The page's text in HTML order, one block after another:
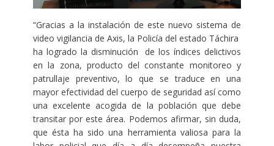
“Gracias a la instalación de este nuevo sistema de
video vigilancia de Axis, la Policía del estado Táchira
ha logrado la disminución de los índices delictivos
en la zona, producto del constante monitoreo y
patrullaje preventivo, lo que se traduce en una
mayor efectividad del cuerpo de seguridad así como
una excelente acogida de la población que debe
transitar por este área. Podemos afirmar, sin duda,
que ésta ha sido una herramienta valiosa para la